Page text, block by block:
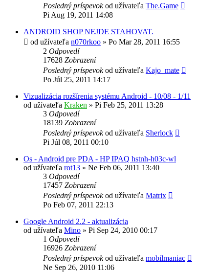
Posledný príspevokod užívateľa The.Game
Pi Aug 19, 2011 14:08
ANDROID SHOP NEJDE STAHOVAT.
od užívateľa n070rkoo » Po Mar 28, 2011 16:55
2 Odpovedí
17628 Zobrazení
Posledný príspevokod užívateľa Kajo_mate
Po Júl 25, 2011 14:17
Vizualizácia rozšírenia systému Android - 10/08 - 1/11
od užívateľa Kraken » Pi Feb 25, 2011 13:28
3 Odpovedí
18139 Zobrazení
Posledný príspevokod užívateľa Sherlock
Pi Júl 08, 2011 00:10
Os - Android pre PDA - HP IPAQ hstnh-h03c-wl
od užívateľa rot13 » Ne Feb 06, 2011 13:40
3 Odpovedí
17457 Zobrazení
Posledný príspevokod užívateľa Matrix
Po Feb 07, 2011 22:13
Google Android 2.2 - aktualizácia
od užívateľa Mino » Pi Sep 24, 2010 00:17
1 Odpovedí
16926 Zobrazení
Posledný príspevokod užívateľa mobilmaniac
Ne Sep 26, 2010 11:06